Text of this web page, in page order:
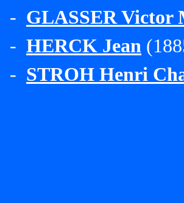
- GLASSER Victor
- HERCK Jean
- STROH Henri